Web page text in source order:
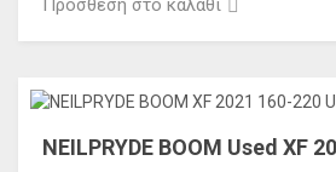
Πρόσθεση στο καλάθι
NEILPRYDE BOOM Used XF